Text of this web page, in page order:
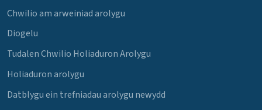
Chwilio am arweiniad arolygu
Diogelu
Tudalen Chwilio Holiaduron Arolygu
Holiaduron arolygu
Datblygu ein trefniadau arolygu newydd